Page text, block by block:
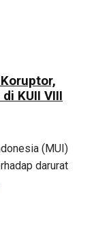
KUII VIII
(MUI)
darurat